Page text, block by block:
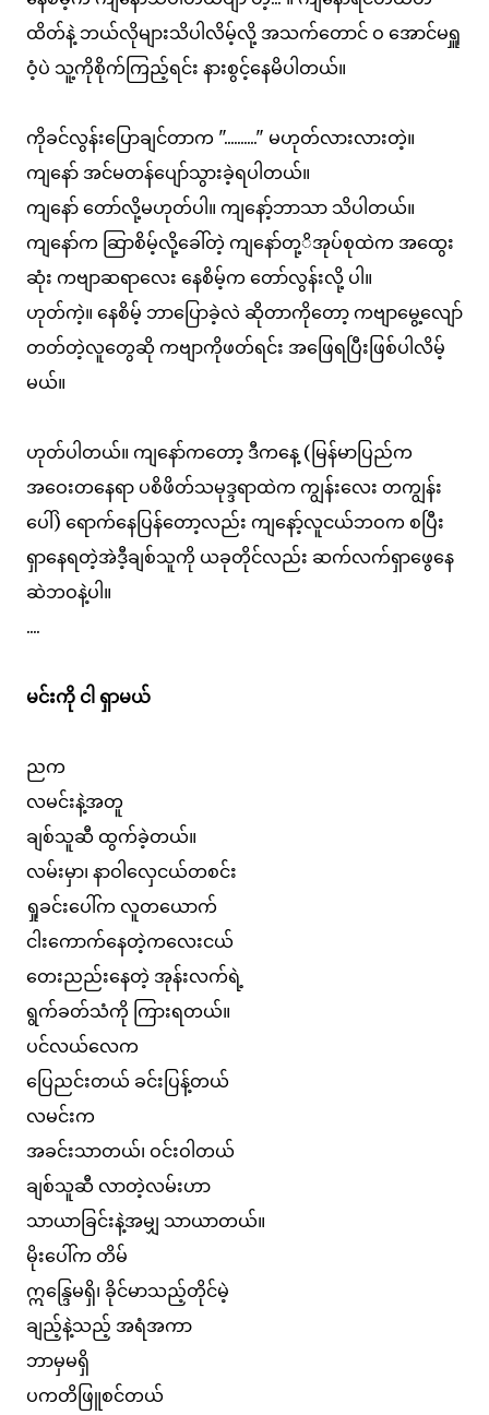
ထိတ်နဲ့ ဘယ်လိုများသိပါလိမ့်လို့ အသက်တောင် ဝ အောင်မရှူ
ဝံ့ပဲ သူ့ကိုစိုက်ကြည့်ရင်း နားစွင့်နေမိပါတယ်။
ကိုခင်လွန်းပြောချင်တာက ".........." မဟုတ်လားလားတဲ့။
ကျနော် အင်မတန်ပျော်သွားခဲ့ရပါတယ်။
ကျနော် တော်လို့မဟုတ်ပါ။ ကျနော့်ဘာသာ သိပါတယ်။
ကျနော်က ဆြာစိမ့်လို့ခေါ်တဲ့ ကျနော်တု့ိအုပ်စုထဲက အထွေး
ဆုံး ကဗျာဆရာလေး နေစိမ့်က တော်လွန်းလို့ ပါ။
ဟုတ်ကဲ့။ နေစိမ့် ဘာပြောခဲ့လဲ ဆိုတာကိုတော့ ကဗျာမွေ့လျော်
တတ်တဲ့လူတွေဆို ကဗျာကိုဖတ်ရင်း အဖြေရပြီးဖြစ်ပါလိမ့်
မယ်။
ဟုတ်ပါတယ်။ ကျနော်ကတော့ ဒီကနေ့ (မြန်မာပြည်က
အဝေးတနေရာ ပစိဖိတ်သမုဒ္ဒရာထဲက ကျွန်းလေး တကျွန်း
ပေါ်) ရောက်နေပြန်တော့လည်း ကျနော့်လူငယ်ဘဝက စပြီး
ရှာနေရတဲ့အဲဒီ့ချစ်သူကို ယခုတိုင်လည်း ဆက်လက်ရှာဖွေနေ
ဆဲဘဝနဲ့ပါ။
....
မင်းကို ငါ ရှာမယ်
ညက
လမင်းနဲ့အတူ
ချစ်သူဆီ ထွက်ခဲ့တယ်။
လမ်းမှာ၊ နာဝါလှေငယ်တစင်း
ရှုခင်းပေါ်က လူတယောက်
ငါးကောက်နေတဲ့ကလေးငယ်
တေးညည်းနေတဲ့ အုန်းလက်ရဲ့
ရွက်ခတ်သံကို ကြားရတယ်။
ပင်လယ်လေက
ပြေညင်းတယ် ခင်းပြန့်တယ်
လမင်းက
အခင်းသာတယ်၊ ဝင်းဝါတယ်
ချစ်သူဆီ လာတဲ့လမ်းဟာ
သာယာခြင်းနဲ့အမျှ သာယာတယ်။
မိုးပေါ်က တိမ်
ဣန္ဒြေမရှိ၊ ခိုင်မာသည့်တိုင်မဲ့
ချည့်နဲ့သည့် အရံအကာ
ဘာမှမရှိ
ပကတိဖြူစင်တယ်